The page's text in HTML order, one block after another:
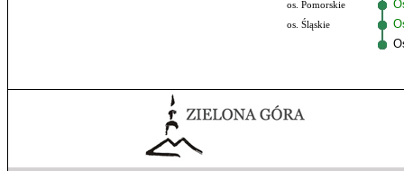
os. Pomorskie
os. Śląskie